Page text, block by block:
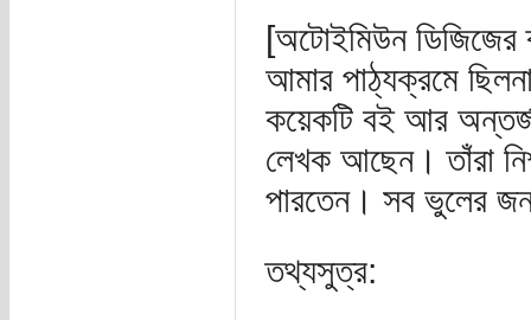
[অটোইমিউন ডিজিজের
আমার পাঠ্যক্রমে
কয়েকটি বই আর
লেখক আছেন। তাঁরা
পারতেন। সব ভুলের
তথ্যসুত্র: